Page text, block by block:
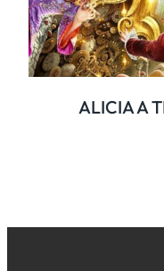
ALICIA A